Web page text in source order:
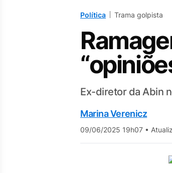
Política Trama golpista
Ex-diretor da Abin
Marina Verenicz
09/06/2025 19h07 •